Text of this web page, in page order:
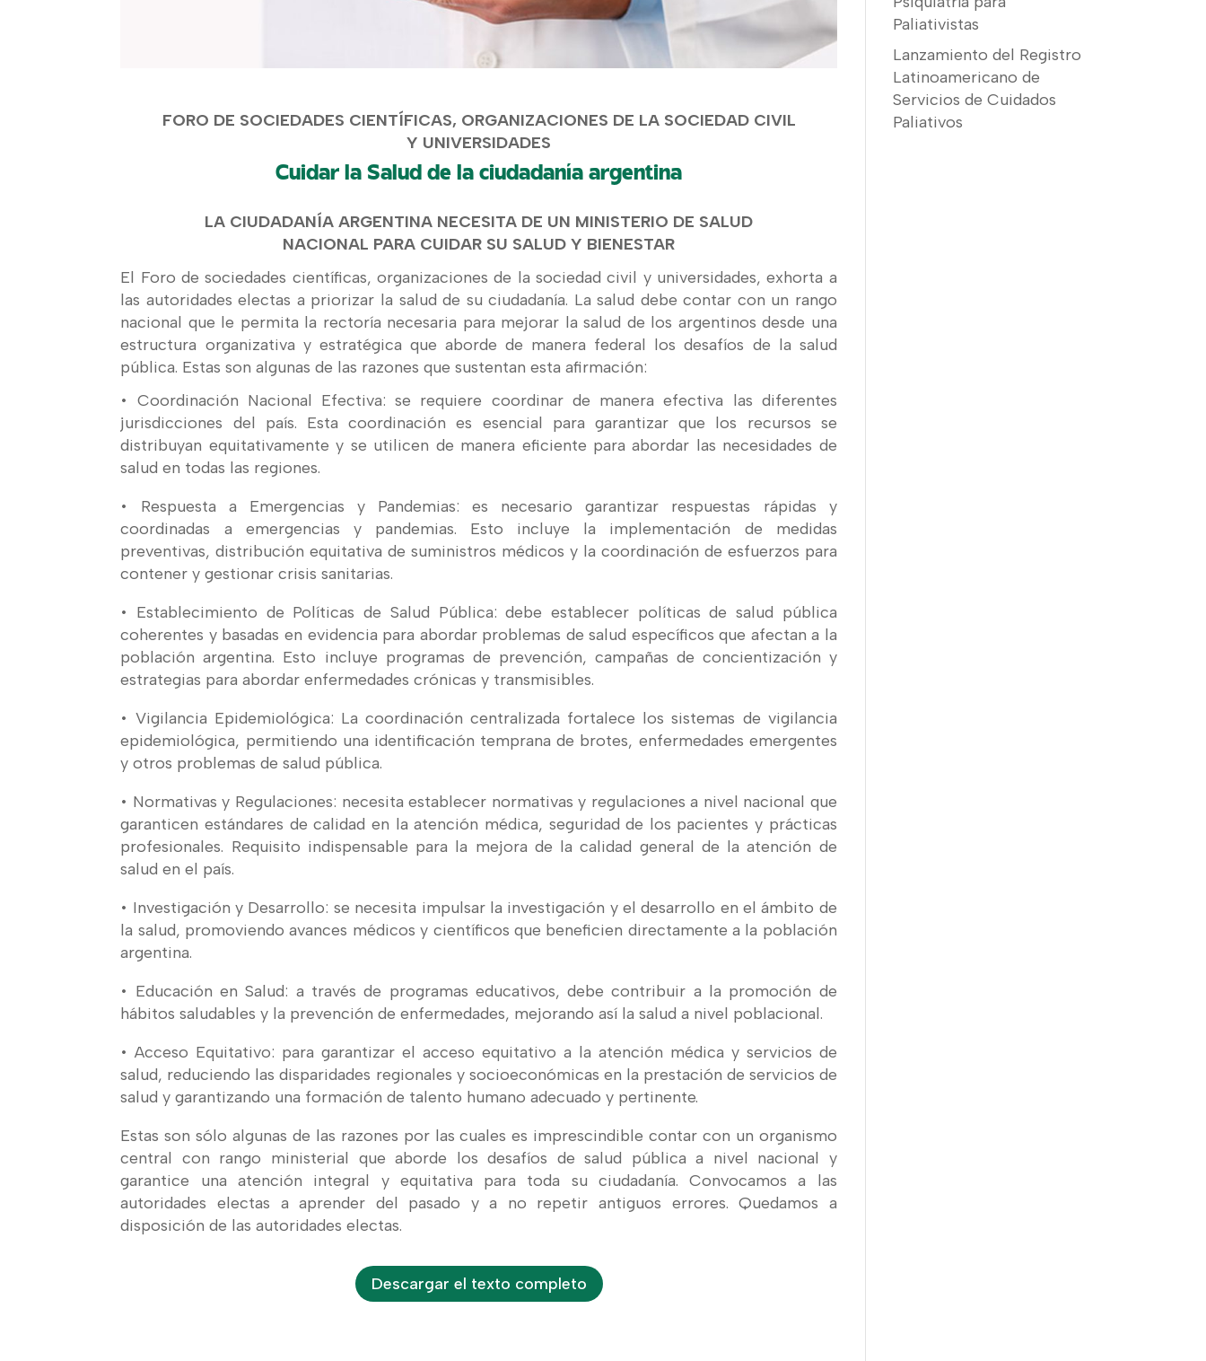
FORO DE SOCIEDADES CIENTÍFICAS, ORGANIZACIONES DE LA SOCIEDAD CIVIL
Y UNIVERSIDADES
Cuidar la Salud de la ciudadanía argentina
LA CIUDADANÍA ARGENTINA NECESITA DE UN MINISTERIO DE SALUD
NACIONAL PARA CUIDAR SU SALUD Y BIENESTAR
El Foro de sociedades científicas, organizaciones de la sociedad civil y universidades, exhorta a
las autoridades electas a priorizar la salud de su ciudadanía. La salud debe contar con un rango
nacional que le permita la rectoría necesaria para mejorar la salud de los argentinos desde una
estructura organizativa y estratégica que aborde de manera federal los desafíos de la salud
pública. Estas son algunas de las razones que sustentan esta afirmación:
• Coordinación Nacional Efectiva: se requiere coordinar de manera efectiva las diferentes
jurisdicciones del país. Esta coordinación es esencial para garantizar que los recursos se
distribuyan equitativamente y se utilicen de manera eficiente para abordar las necesidades de
salud en todas las regiones.
• Respuesta a Emergencias y Pandemias: es necesario garantizar respuestas rápidas y
coordinadas a emergencias y pandemias. Esto incluye la implementación de medidas
preventivas, distribución equitativa de suministros médicos y la coordinación de esfuerzos para
contener y gestionar crisis sanitarias.
• Establecimiento de Políticas de Salud Pública: debe establecer políticas de salud pública
coherentes y basadas en evidencia para abordar problemas de salud específicos que afectan a la
población argentina. Esto incluye programas de prevención, campañas de concientización y
estrategias para abordar enfermedades crónicas y transmisibles.
• Vigilancia Epidemiológica: La coordinación centralizada fortalece los sistemas de vigilancia
epidemiológica, permitiendo una identificación temprana de brotes, enfermedades emergentes
y otros problemas de salud pública.
• Normativas y Regulaciones: necesita establecer normativas y regulaciones a nivel nacional que
garanticen estándares de calidad en la atención médica, seguridad de los pacientes y prácticas
profesionales. Requisito indispensable para la mejora de la calidad general de la atención de
salud en el país.
• Investigación y Desarrollo: se necesita impulsar la investigación y el desarrollo en el ámbito de
la salud, promoviendo avances médicos y científicos que beneficien directamente a la población
argentina.
• Educación en Salud: a través de programas educativos, debe contribuir a la promoción de
hábitos saludables y la prevención de enfermedades, mejorando así la salud a nivel poblacional.
• Acceso Equitativo: para garantizar el acceso equitativo a la atención médica y servicios de
salud, reduciendo las disparidades regionales y socioeconómicas en la prestación de servicios de
salud y garantizando una formación de talento humano adecuado y pertinente.
Estas son sólo algunas de las razones por las cuales es imprescindible contar con un organismo
central con rango ministerial que aborde los desafíos de salud pública a nivel nacional y
garantice una atención integral y equitativa para toda su ciudadanía. Convocamos a las
autoridades electas a aprender del pasado y a no repetir antiguos errores. Quedamos a
disposición de las autoridades electas.
Descargar el texto completo
Paliativistas
Lanzamiento del Registro
Latinoamericano de
Servicios de Cuidados
Paliativos